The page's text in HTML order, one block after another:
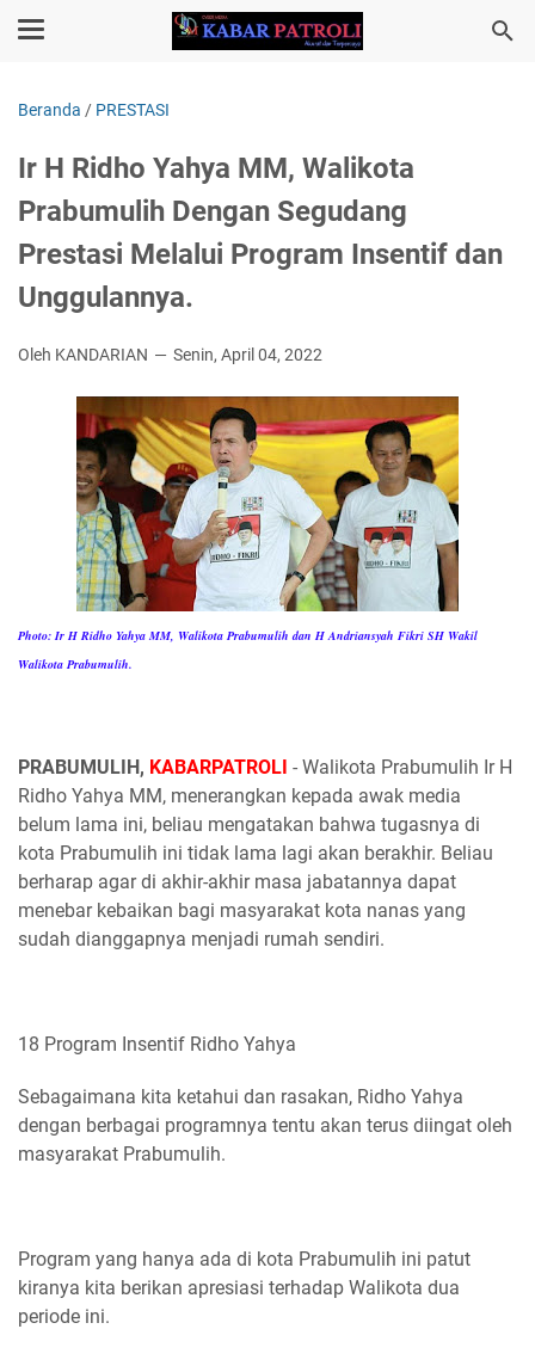
Beranda / PRESTASI
Ir H Ridho Yahya MM, Walikota
Prabumulih Dengan Segudang
Prestasi Melalui Program Insentif dan
Unggulannya.
Oleh KANDARIAN Senin, April 04, 2022
Photo: Ir H Ridho Yahya MM, Walikota Prabumulih dan H Andriansyah Fikri SH Wakil
Walikota Prabumulih.
PRABUMULIH, KABARPATROLI - Walikota Prabumulih Ir H
Ridho Yahya MM, menerangkan kepada awak media
belum lama ini, beliau mengatakan bahwa tugasnya di
kota Prabumulih ini tidak lama lagi akan berakhir. Beliau
berharap agar di akhir-akhir masa jabatannya dapat
menebar kebaikan bagi masyarakat kota nanas yang
sudah dianggapnya menjadi rumah sendiri.
18 Program Insentif Ridho Yahya
Sebagaimana kita ketahui dan rasakan, Ridho Yahya
dengan berbagai programnya tentu akan terus diingat oleh
masyarakat Prabumulih.
Program yang hanya ada di kota Prabumulih ini patut
kiranya kita berikan apresiasi terhadap Walikota dua
periode ini.